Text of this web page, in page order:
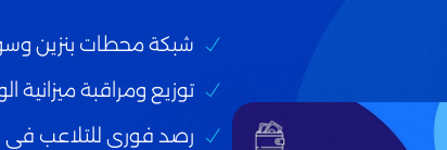
شبكة محطات بنزين
توزيع ومراقبة ميزانية
رصد فوري للتلاعب في